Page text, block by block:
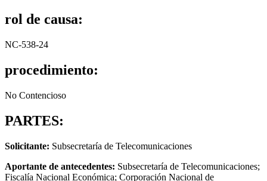
rol de causa:
NC-538-24
procedimiento:
No Contencioso
PARTES:
Solicitante: Subsecretaría de Telecomunicaciones
Aportante de antecedentes: Subsecretaría de Telecomunicaciones;
Fiscalía Nacional Económica; Corporación Nacional de